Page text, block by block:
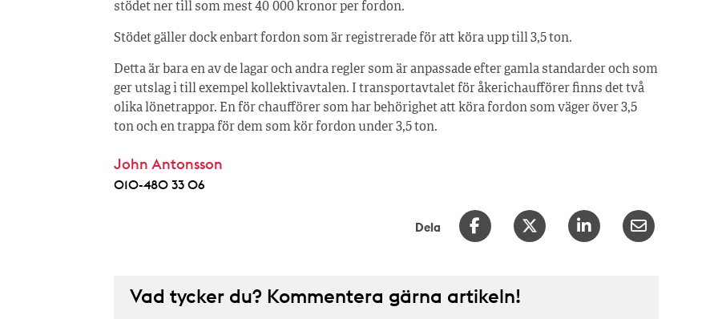
stödet ner till som mest 40 000 kronor per fordon.
Stödet gäller dock enbart fordon som är registrerade för att köra upp till 3,5 ton.
Detta är bara en av de lagar och andra regler som är anpassade efter gamla standarder och som
ger utslag i till exempel kollektivavtalen. I transportavtalet för åkerichaufförer finns det två
olika lönetrappor. En för chaufförer som har behörighet att köra fordon som väger över 3,5
ton och en trappa för dem som kör fordon under 3,5 ton.
John Antonsson
010-480 33 06
Dela
Vad tycker du? Kommentera gärna artikeln!